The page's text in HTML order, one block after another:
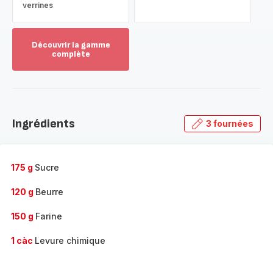
verrines
Découvrir la gamme
complète
gamme
Ingrédients 3 fournées
175 g Sucre
120 g Beurre
150 g Farine
1 càc Levure chimique